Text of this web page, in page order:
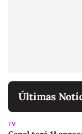
Últimas
TV